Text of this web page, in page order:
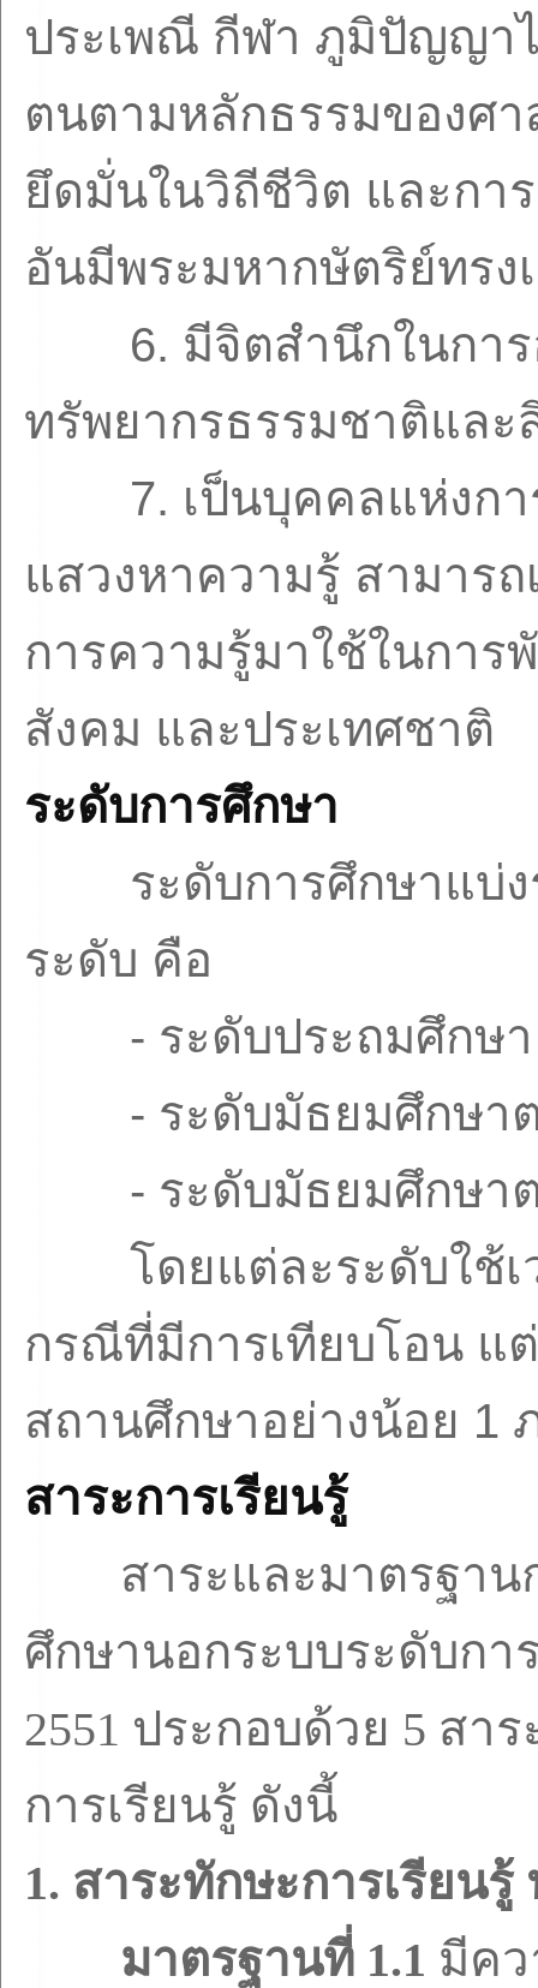
ประเพณี กีฬา ภูมิปัญญา
ตนตามหลักธรรมของศ
ยึดมั่นในวิถีชีวิต และกา
อันมีพระมหากษัตริย์ทรง
6. มีจิตสำนึกในกา
ทรัพยากรธรรมชาติและ
7. เป็นบุคคลแห่งก
แสวงหาความรู้ สามาร
การความรู้มาใช้ในกา
สังคม และประเทศชาติ
ระดับการศึกษา
ระดับการศึกษาแบ่
ระดับ คือ
- ระดับประถมศึกษา
- ระดับมัธยมศึกษา
- ระดับมัธยมศึกษา
โดยแต่ละระดับใช้
กรณีที่มีการเทียบโอน แ
สถานศึกษาอย่างน้อย 1
สาระการเรียนรู้
สาระและมาตรฐา
ศึกษานอกระบบระดับก
2551 ประกอบด้วย 5 สาร
การเรียนรู้ ดังนี้
1. สาระทักษะการเรียน
มาตรฐานที่ 1.1 มีคว